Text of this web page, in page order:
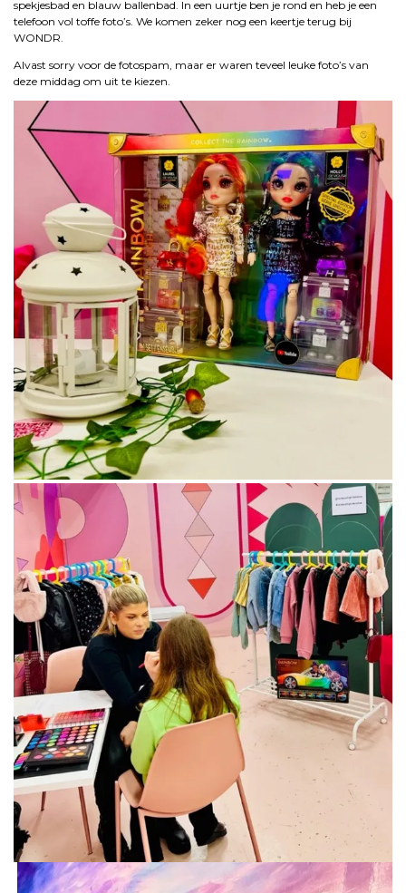
spekjesbad en blauw ballenbad. In een uurtje ben je rond en heb je een
telefoon vol toffe foto’s. We komen zeker nog een keertje terug bij
WONDR.
Alvast sorry voor de fotospam, maar er waren teveel leuke foto’s van
deze middag om uit te kiezen.